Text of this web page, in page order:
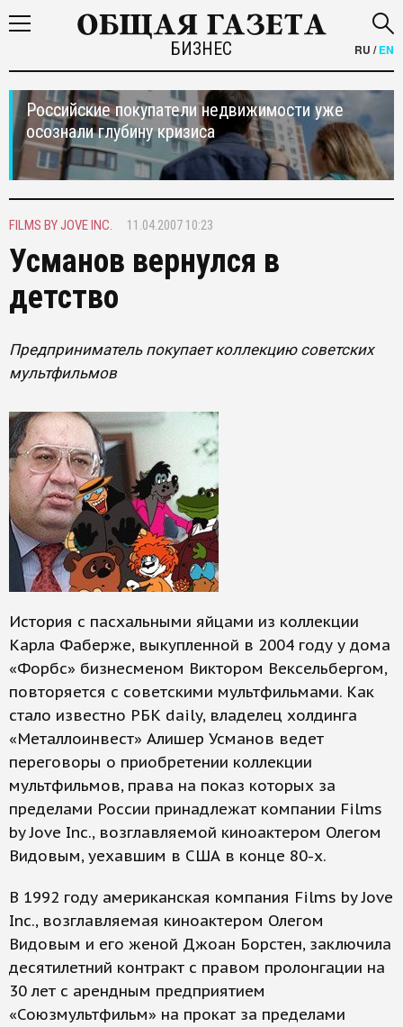
БИЗНЕС RU /EN
Российские покупатели недвижимости уже
осознали глубину кризиса
FILMS BY JOVE INC. 11.04.2007 10:23
Усманов вернулся в
детство
Предприниматель покупает коллекцию советских
мультфильмов
История с пасхальными яйцами из коллекции
Карла Фаберже, выкупленной в 2004 году у дома
«Форбс» бизнесменом Виктором Вексельбергом,
повторяется с советскими мультфильмами. Как
стало известно РБК daily, владелец холдинга
«Металлоинвест» Алишер Усманов ведет
переговоры о приобретении коллекции
мультфильмов, права на показ которых за
пределами России принадлежат компании Films
by Jove Inc., возглавляемой киноактером Олегом
Видовым, уехавшим в США в конце 80-х.
В 1992 году американская компания Films by Jove
Inc., возглавляемая киноактером Олегом
Видовым и его женой Джоан Борстен, заключила
десятилетний контракт с правом пролонгации на
30 лет с арендным предприятием
«Союзмультфильм» на прокат за пределами